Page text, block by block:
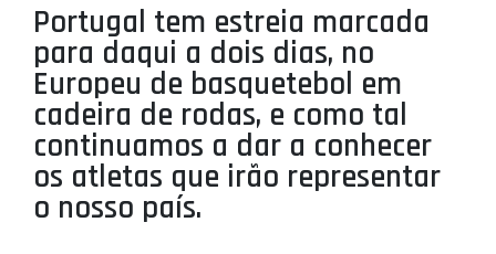
SELEÇÕES
MINIBASQUETE
ÁREA TÉCNICA
PROJETOS
LIGA BETCLIC MASCULINA
LIGA BETCLIC FEMININA
Portugal tem estreia marcada
para daqui a dois dias, no
Europeu de basquetebol em
cadeira de rodas, e como tal
continuamos a dar a conhecer
os atletas que irão representar
o nosso país.